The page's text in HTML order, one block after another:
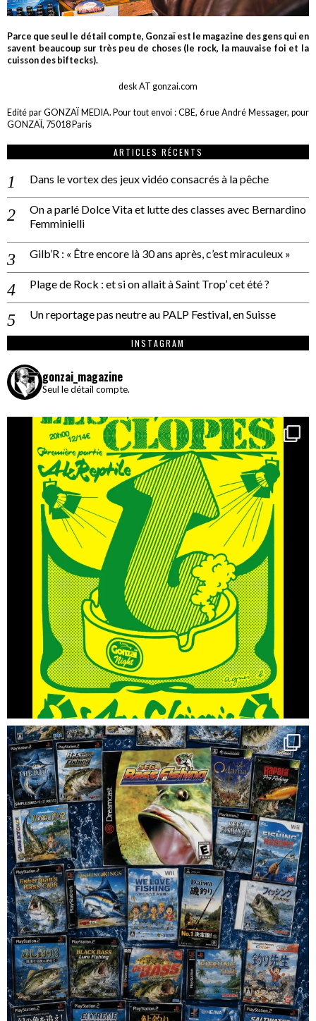
Parce que seul le détail compte, Gonzaï est le magazine des gens qui en
savent beaucoup sur très peu de choses (le rock, la mauvaise foi et la
cuisson des biftecks).
desk AT gonzai.com
Edité par GONZAÏ MEDIA. Pour tout envoi : CBE, 6 rue André Messager, pour
GONZAÏ, 75018 Paris
ARTICLES RÉCENTS
Dans le vortex des jeux vidéo consacrés à la pêche
On a parlé Dolce Vita et lutte des classes avec Bernardino
Femminielli
Gilb’R : « Être encore là 30 ans après, c’est miraculeux »
Plage de Rock : et si on allait à Saint Trop’ cet été ?
Un reportage pas neutre au PALP Festival, en Suisse
INSTAGRAM
gonzai_magazine
Seul le détail compte.